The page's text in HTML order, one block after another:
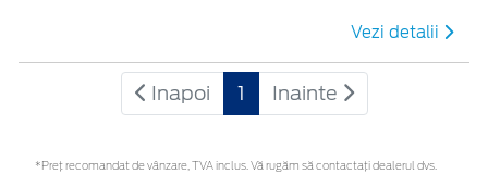
Vezi detalii
Inapoi 1 Inainte
*Preţ recomandat de vânzare, TVA inclus. Vă rugăm să contactaţi dealerul dvs.